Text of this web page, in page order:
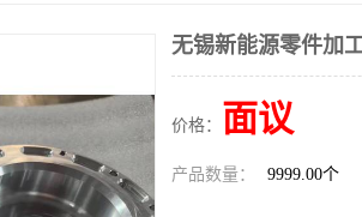
无锡新能源零件加
价格： 面议
产品数量： 9999.00个